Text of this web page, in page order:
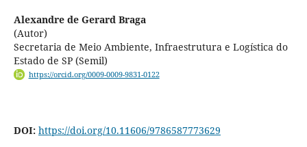
Alexandre de Gerard Braga
(Autor)
Secretaria de Meio Ambiente, Infraestrutura e Logística do
Estado de SP (Semil)
https://orcid.org/0009-0009-9831-0122
DOI: https://doi.org/10.11606/9786587773629